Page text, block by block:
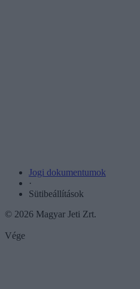
Jogi dokumentumok
·
Sütibeállítások
© 2026 Magyar Jeti Zrt.
Vége